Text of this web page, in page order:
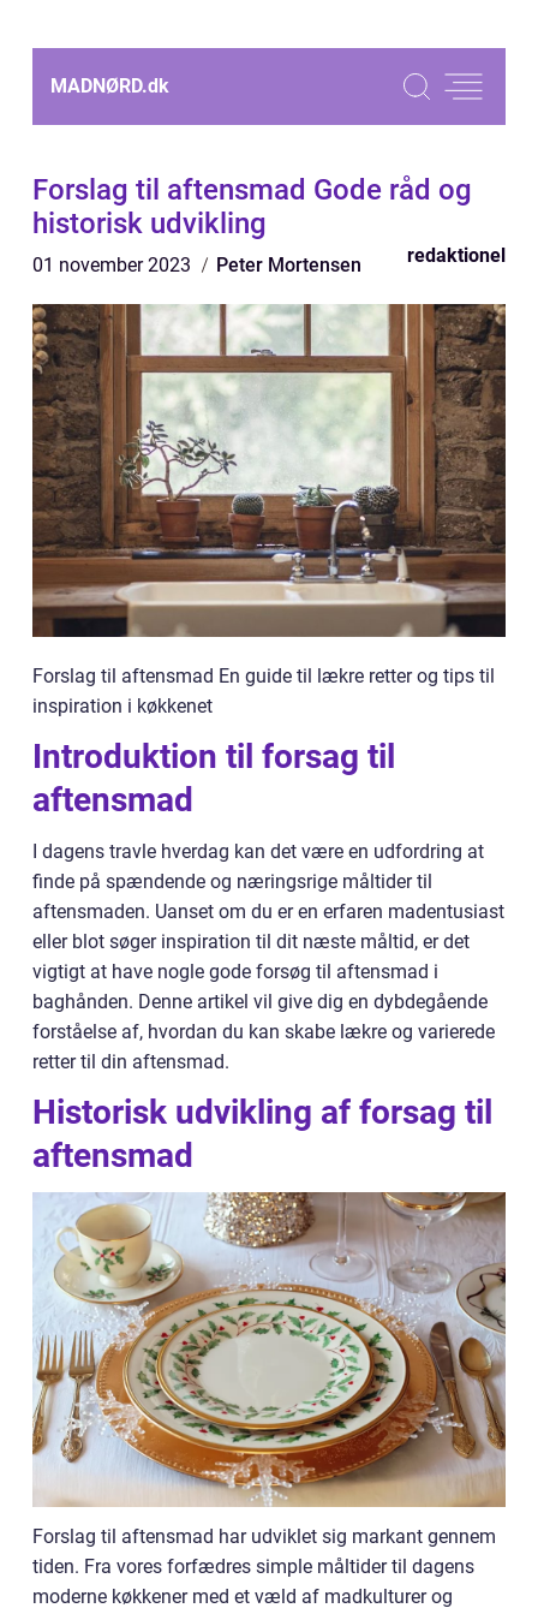
MADNØRD.dk
Forslag til aftensmad Gode råd og
historisk udvikling
01 november 2023 Peter Mortensen redaktionel
Forslag til aftensmad En guide til lækre retter og tips til
inspiration i køkkenet
Introduktion til forsag til
aftensmad
I dagens travle hverdag kan det være en udfordring at
finde på spændende og næringsrige måltider til
aftensmaden. Uanset om du er en erfaren madentusiast
eller blot søger inspiration til dit næste måltid, er det
vigtigt at have nogle gode forsøg til aftensmad i
baghånden. Denne artikel vil give dig en dybdegående
forståelse af, hvordan du kan skabe lækre og varierede
retter til din aftensmad.
Historisk udvikling af forsag til
aftensmad
Forslag til aftensmad har udviklet sig markant gennem
tiden. Fra vores forfædres simple måltider til dagens
moderne køkkener med et væld af madkulturer og